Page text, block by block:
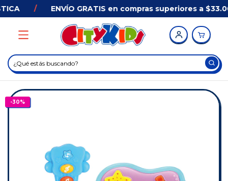
ENVÍO GRATIS en compras superiores a
-30%